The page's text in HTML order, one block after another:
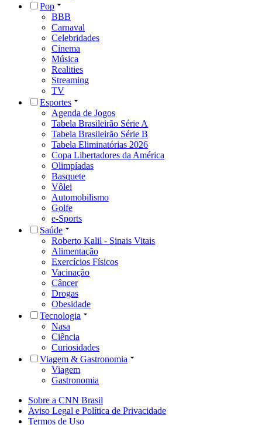
Pop
BBB
Carnaval
Celebridades
Cinema
Música
Realities
Streaming
TV
Esportes
Agenda de Jogos
Tabela Brasileirão Série A
Tabela Brasileirão Série B
Tabela Eliminatórias 2026
Copa Libertadores da América
Olimpíadas
Basquete
Vôlei
Automobilismo
Golfe
e-Sports
Saúde
Roberto Kalil - Sinais Vitais
Alimentação
Exercícios Físicos
Vacinação
Câncer
Drogas
Obesidade
Tecnologia
Nasa
Ciência
Curiosidades
Viagem & Gastronomia
Viagem
Gastronomia
Sobre a CNN Brasil
Aviso Legal e Política de Privacidade
Termos de Uso